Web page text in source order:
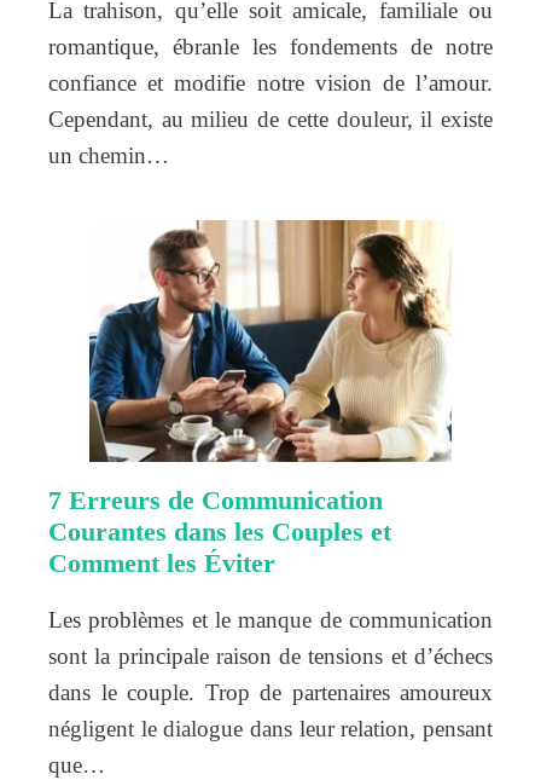
La trahison, qu’elle soit amicale, familiale ou
romantique, ébranle les fondements de notre
confiance et modifie notre vision de l’amour.
Cependant, au milieu de cette douleur, il existe
un chemin…
7 Erreurs de Communication
Courantes dans les Couples et
Comment les Éviter
Les problèmes et le manque de communication
sont la principale raison de tensions et d’échecs
dans le couple. Trop de partenaires amoureux
négligent le dialogue dans leur relation, pensant
que…